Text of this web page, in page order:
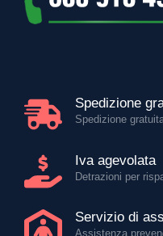
Spedizione
Spedizione
Iva agevolata
Detrazioni per
Servizio di
Assistenza